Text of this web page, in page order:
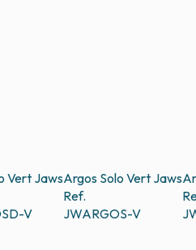
Vert Jaws
V
Argos Solo Vert Jaws
Ref.
JWARGOS-V